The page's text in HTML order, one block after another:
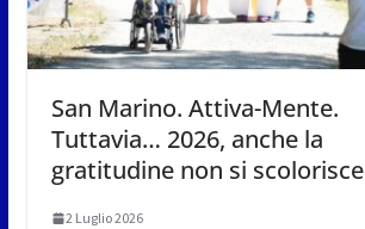
San Marino. Attiva-Mente.
Tuttavia… 2026, anche la
gratitudine non si scolorisce
2 Luglio 2026